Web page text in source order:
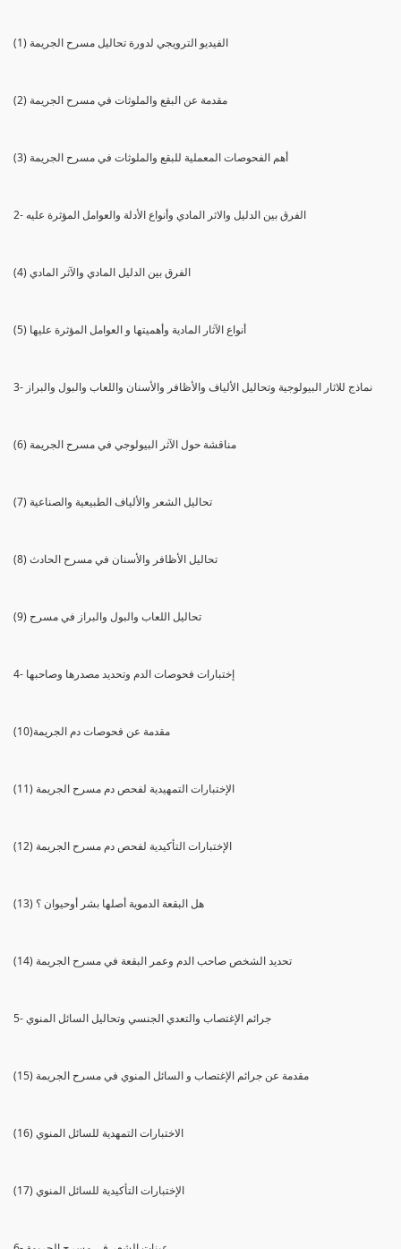
(1) الفيديو الترويجي لدورة تحاليل مسرح الجريمة
(2) مقدمة عن البقع والملوثات في مسرح الجريمة
(3) أهم الفحوصات المعملية للبقع والملوثات في مسرح الجريمة
2- الفرق بين الدليل والاثر المادي وأنواع الأدلة والعوامل المؤثرة عليه
(4) الفرق بين الدليل المادي والآثر المادي
(5) أنواع الآثار المادية وأهميتها و العوامل المؤثرة عليها
3- نماذج للاثار البيولوجية وتحاليل الألياف والأظافر والأسنان واللعاب والبول والبراز
(6) مناقشة حول الآثر البيولوجي في مسرح الجريمة
(7) تحاليل الشعر والألياف الطبيعية والصناعية
(8) تحاليل الأظافر والأسنان في مسرح الحادث
(9) تحاليل اللعاب والبول والبراز في مسرح
4- إختبارات فحوصات الدم وتحديد مصدرها وصاحبها
(10)مقدمة عن فحوصات دم الجريمة
(11) الإختبارات التمهيدية لفحص دم مسرح الجريمة
(12) الإختبارات التأكيدية لفحص دم مسرح الجريمة
(13) هل البقعة الدموية أصلها بشر أوحيوان ؟
(14) تحديد الشخص صاحب الدم وعمر البقعة في مسرح الجريمة
5- جرائم الإغتصاب والتعدي الجنسي وتحاليل السائل المنوي
(15) مقدمة عن جرائم الإغتصاب و السائل المنوي في مسرح الجريمة
(16) الاختبارات التمهدية للسائل المنوي
(17) الإختبارات التأكيدية للسائل المنوي